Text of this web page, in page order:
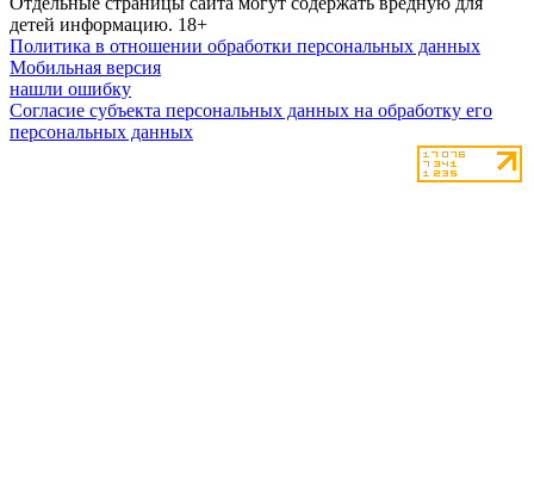
детей информацию. 18+
Политика в отношении обработки персональных данных
Мобильная версия
нашли ошибку
Согласие субъекта персональных данных на обработку его
персональных данных